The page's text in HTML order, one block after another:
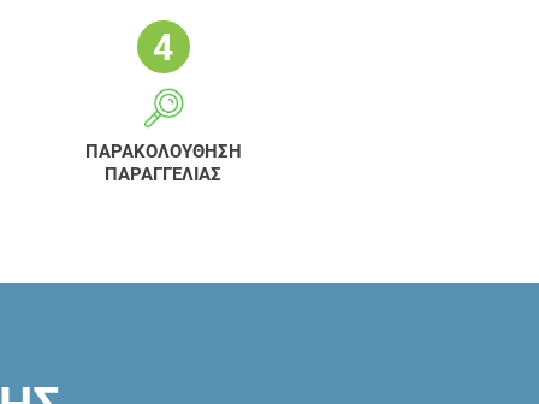
ΠΑΡΑΚΟΛΟΥΘΗΣΗ
ΠΑΡΑΓΓΕΛΙΑΣ